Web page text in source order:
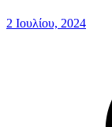
2 Ιουλίου, 2024